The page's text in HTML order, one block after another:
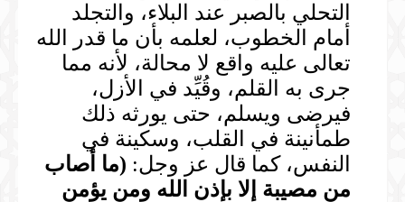
التحلي بالصبر عند البلاء، والتجلد
أمام الخطوب، لعلمه بأن ما قدر الله
تعالى عليه واقع لا محالة، لأنه مما
جرى به القلم، وقُيِّد في الأزل،
فيرضى ويسلم، حتى يورثه ذلك
طمأنينة في القلب، وسكينة في
النفس، كما قال عز وجل: (ما أصاب
من مصيبة إلا بإذن الله ومن يؤمن